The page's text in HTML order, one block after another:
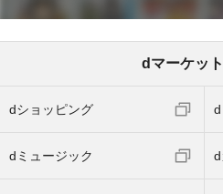
dマーケッ
dショッピング
dミュージック